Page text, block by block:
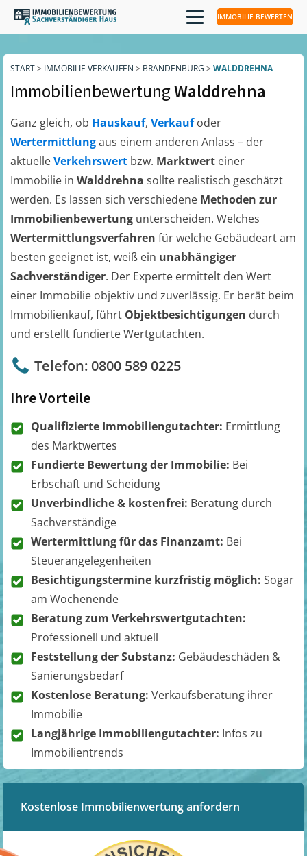
IMMOBILIE BEWERTEN
START> IMMOBILIE VERKAUFEN > BRANDENBURG > WALDDREHNA
ImmobilienbewertungWalddrehna
Ganz gleich, ob Hauskauf, Verkaufoder
Wertermittlungaus einem anderen Anlass – der
aktuelleVerkehrswert bzw. Marktwert einer
Immobilie in Walddrehna sollte realistisch geschätzt
werden. Es lassen sich verschiedene Methoden zur
Immobilienbewertung unterscheiden. Welches
Wertermittlungsverfahren für welche Gebäudeart am
besten geeignet ist, weiß ein unabhängiger
Sachverständiger. Der Experte ermittelt den Wert
einer Immobilie objektiv und zuverlässig. Er berät beim
Immobilienkauf, führt Objektbesichtigungen durch
und erstellt fundierte Wertgutachten.
Telefon: 0800 589 0225
Ihre Vorteile
Qualifizierte Immobiliengutachter: Ermittlung
des Marktwertes
Fundierte Bewertung der Immobilie: Bei
Erbschaft und Scheidung
Unverbindliche & kostenfrei: Beratung durch
Sachverständige
Wertermittlung für das Finanzamt: Bei
Steuerangelegenheiten
Besichtigungstermine kurzfristig möglich: Sogar
am Wochenende
Beratung zum Verkehrswertgutachten:
Professionell und aktuell
Feststellung der Substanz: Gebäudeschäden &
Sanierungsbedarf
Kostenlose Beratung: Verkaufsberatung ihrer
Immobilie
Langjährige Immobiliengutachter: Infos zu
Immobilientrends
Kostenlose Immobilienwertung anfordern